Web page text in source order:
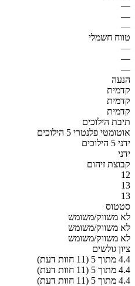
—
—
—
טווח חשמלי
—
—
—
הנעה
קדמית
קדמית
קדמית
תיבת הילוכים
אוטומטי פלנטרי 5 הילוכים
ידני 5 הילוכים
ידני
קבוצת זיהום
12
13
13
סטטוס
לא משווק/משומש
לא משווק/משומש
לא משווק/משומש
ציון גולשים
4.4 מתוך 5 (11 חוות דעת)
4.4 מתוך 5 (11 חוות דעת)
4.4 מתוך 5 (11 חוות דעת)